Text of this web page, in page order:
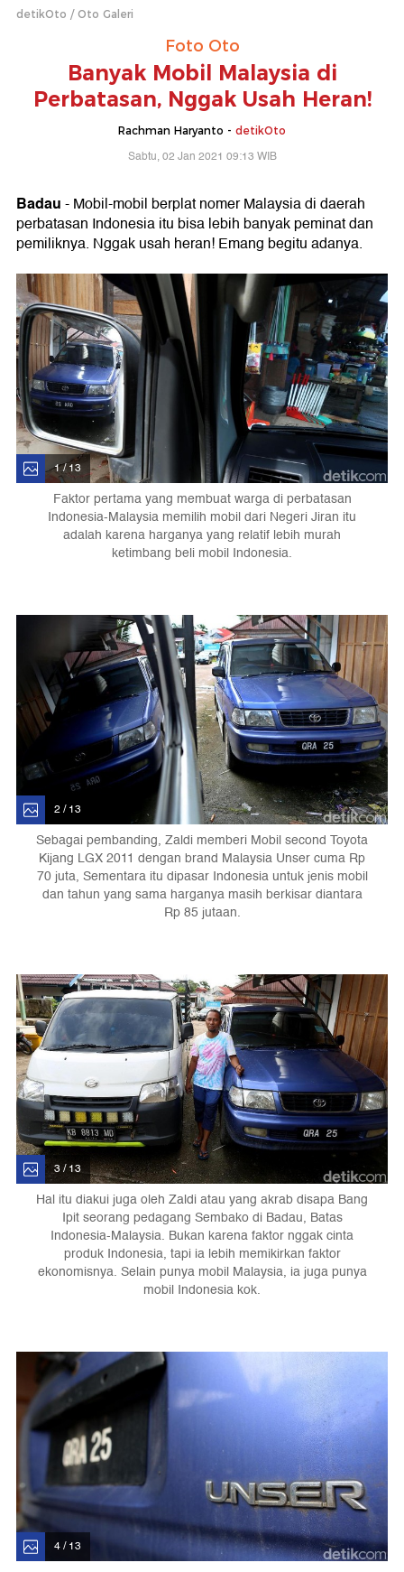
detikOto Oto Galeri
Foto Oto
Banyak Mobil Malaysia di
Perbatasan, Nggak Usah Heran!
Rachman Haryanto - detikOto
Sabtu, 02 Jan 2021 09:13 WIB
Badau- Mobil-mobil berplat nomer Malaysia di daerah
perbatasan Indonesia itu bisa lebih banyak peminat dan
pemiliknya. Nggak usah heran! Emang begitu adanya.
1 / 13
Faktor pertama yang membuat warga di perbatasan
Indonesia-Malaysia memilih mobil dari Negeri Jiran itu
adalah karena harganya yang relatif lebih murah
ketimbang beli mobil Indonesia.
2 / 13
Sebagai pembanding, Zaldi memberi Mobil second Toyota
Kijang LGX 2011 dengan brand Malaysia Unser cuma Rp
70 juta, Sementara itu dipasar Indonesia untuk jenis mobil
dan tahun yang sama harganya masih berkisar diantara
Rp 85 jutaan.
3 / 13
Hal itu diakui juga oleh Zaldi atau yang akrab disapa Bang
Ipit seorang pedagang Sembako di Badau, Batas
Indonesia-Malaysia. Bukan karena faktor nggak cinta
produk Indonesia, tapi ia lebih memikirkan faktor
ekonomisnya. Selain punya mobil Malaysia, ia juga punya
mobil Indonesia kok.
4 / 13